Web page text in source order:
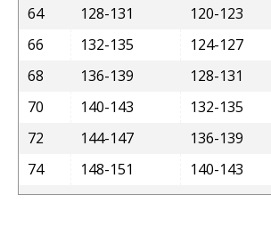
64
128-131 120-123
66
132-135 124-127
68
136-139 128-131
70
140-143 132-135
72
144-147 136-139
74
148-151 140-143